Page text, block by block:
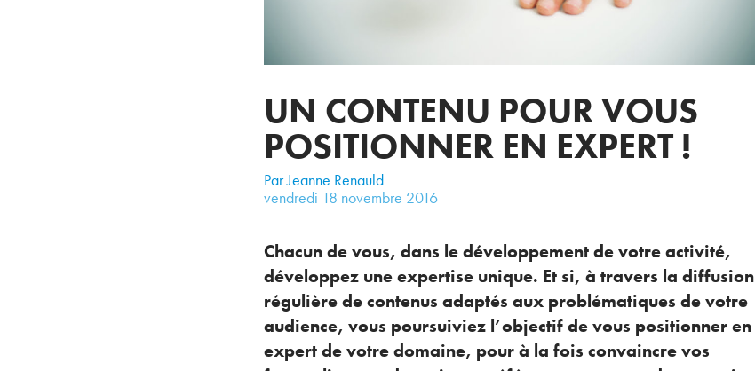
UN CONTENU POUR VOUS
POSITIONNER EN EXPERT !
Par Jeanne Renauld
vendredi 18 novembre 2016
Chacun de vous, dans le développement de votre activité,
développez une expertise unique. Et si, à travers la diffusion
régulière de contenus adaptés aux problématiques de votre
audience, vous poursuiviez l’objectif de vous positionner en
expert de votre domaine, pour à la fois convaincre vos